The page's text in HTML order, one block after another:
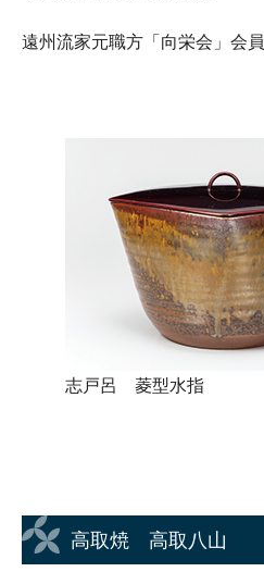
遠州流家元職方「向栄会」会員
志戸呂 菱型水指
高取焼 高取八山